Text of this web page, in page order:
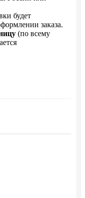
будет
заказа.
(по всему